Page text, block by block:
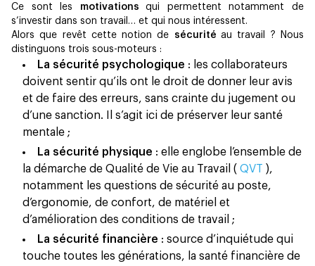
Ce sont les motivationsqui permettent notamment de
s’investir dans son travail… et qui nous intéressent.
Alors que revêt cette notion de sécuritéau travail ? Nous
distinguons trois sous-moteurs :
La sécurité psychologique : les collaborateurs
doivent sentir qu’ils ont le droit de donner leur avis
et de faire des erreurs, sans crainte du jugement ou
d’une sanction. Il s’agit ici de préserver leur santé
mentale ;
La sécurité physique : elle englobe l’ensemble de
la démarche de Qualité de Vie au Travail ( QVT ),
notamment les questions de sécurité au poste,
d’ergonomie, de confort, de matériel et
d’amélioration des conditions de travail ;
La sécurité financière : source d’inquiétude qui
touche toutes les générations, la santé financière de